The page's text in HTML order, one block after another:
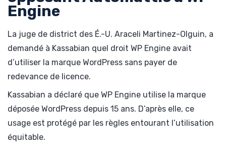
Engine
La juge de district des É.-U. Araceli Martinez-Olguin, a
demandé à Kassabian quel droit WP Engine avait
d’utiliser la marque WordPress sans payer de
redevance de licence.
Kassabian a déclaré que WP Engine utilise la marque
déposée WordPress depuis 15 ans. D’après elle, ce
usage est protégé par les règles entourant l’utilisation
équitable.